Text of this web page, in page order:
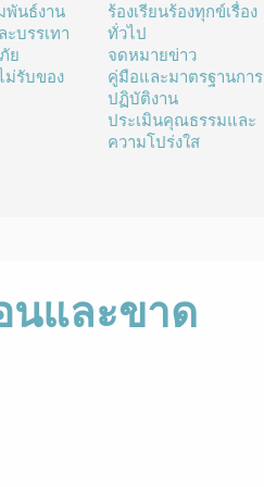
พันธ์งาน
บรรเทา
ย
ม่รับของ
ร้องเรียนร้องทุกข์เรื่อง
ทั่วไป
จดหมายข่าว
คู่มือและมาตรฐานการ
ปฏิบัติงาน
ประเมินคุณธรรมและ
ความโปร่งใส
นและขาด